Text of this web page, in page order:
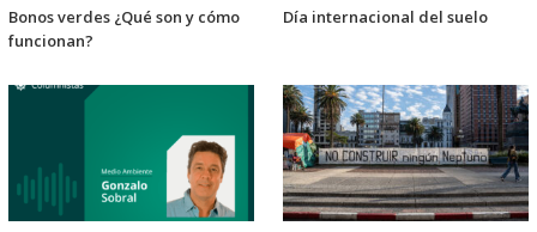
Bonos verdes ¿Qué son y cómo
funcionan?
Día internacional del suelo